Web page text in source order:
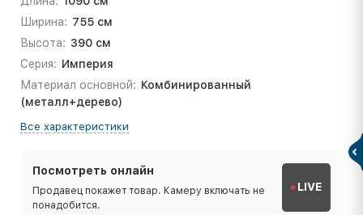
Ширина: 755 см
Высота: 390 см
Серия: Империя
Материал основной: Комбинированный
(металл+дерево)
Все характеристики
Посмотреть онлайн
Продавец покажет товар. Камеру включать не
понадобится.
LIVE